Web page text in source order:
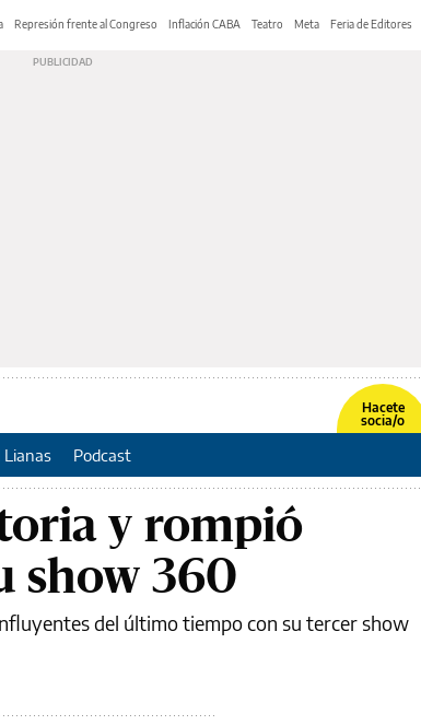
Represión frente al Congreso Inflación CABA Teatro Meta Feria de Editores
Hacete
socia/o
Lianas Podcast
y rompió
show 360
del último tiempo con su tercer show